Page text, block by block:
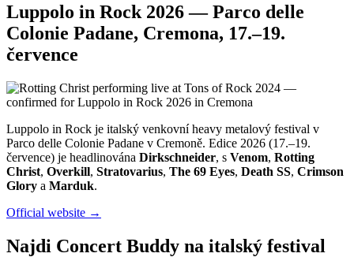
Luppolo in Rock 2026 — Parco delle
Colonie Padane, Cremona, 17.–19.
července
Luppolo in Rock je italský venkovní heavy metalový festival v
Parco delle Colonie Padane v Cremoně. Edice 2026 (17.–19.
července) je headlinována Dirkschneider, s Venom, Rotting
Christ, Overkill, Stratovarius, The 69 Eyes, Death SS, Crimson
Glory a Marduk.
Official website →
Najdi Concert Buddy na italský festival